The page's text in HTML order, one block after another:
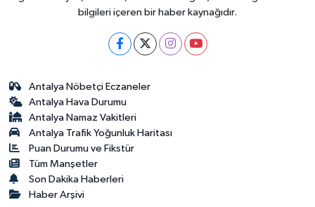
bilgileri içeren bir haber kaynağıdır.
Antalya Nöbetçi Eczaneler
Antalya Hava Durumu
Antalya Namaz Vakitleri
Antalya Trafik Yoğunluk Haritası
Puan Durumu ve Fikstür
Tüm Manşetler
Son Dakika Haberleri
Haber Arşivi